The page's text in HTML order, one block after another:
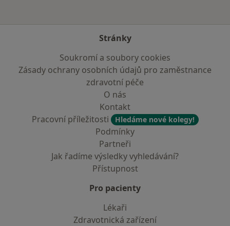
Stránky
Soukromí a soubory cookies
Zásady ochrany osobních údajů pro zaměstnance
zdravotní péče
O nás
Kontakt
Pracovní příležitosti
Hledáme nové kolegy!
Podmínky
Partneři
Jak řadíme výsledky vyhledávání?
Přístupnost
Pro pacienty
Lékaři
Zdravotnická zařízení